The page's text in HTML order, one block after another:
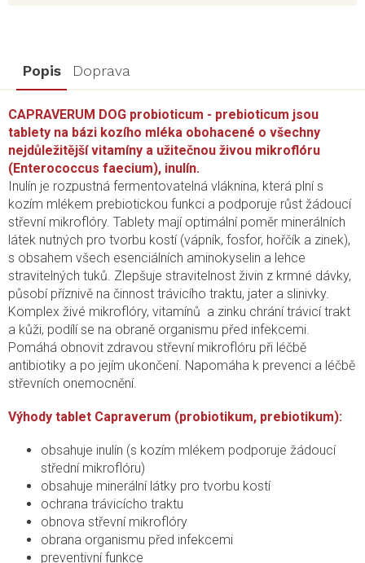
Popis Doprava
CAPRAVERUM DOG probioticum - prebioticum jsou
tablety na bázi kozího mléka obohacené o všechny
nejdůležitější vitamíny a užitečnou živou mikroflóru
(Enterococcus faecium), inulín.
Inulín je rozpustná fermentovatelná vláknina, která plní s
kozím mlékem prebiotickou funkci a podporuje růst žádoucí
střevní mikroflóry. Tablety mají optimální poměr minerálních
látek nutných pro tvorbu kostí (vápník, fosfor, hořčík a zinek),
s obsahem všech esenciálních aminokyselin a lehce
stravitelných tuků. Zlepšuje stravitelnost živin z krmné dávky,
působí příznivě na činnost trávicího traktu, jater a slinivky.
Komplex živé mikroflóry, vitamínů a zinku chrání trávicí trakt
a kůži, podílí se na obraně organismu před infekcemi.
Pomáhá obnovit zdravou střevní mikroflóru při léčbě
antibiotiky a po jejím ukončení. Napomáha k prevenci a léčbě
střevních onemocnění.
Výhody tablet Capraverum (probiotikum, prebiotikum):
obsahuje inulín (s kozím mlékem podporuje žádoucí
střední mikroflóru)
obsahuje minerální látky pro tvorbu kostí
ochrana trávicícho traktu
obnova střevní mikroflóry
obrana organismu před infekcemi
preventivní funkce